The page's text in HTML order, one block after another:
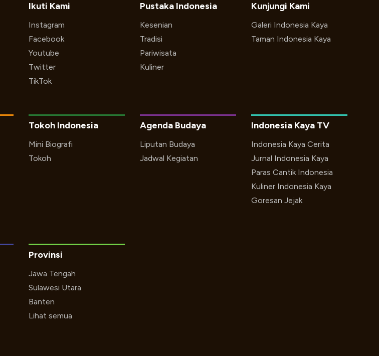
Ikuti Kami
Instagram
Facebook
Youtube
Twitter
TikTok
Kunjungi Kami
Galeri Indonesia Kaya
Taman Indonesia Kaya
Pustaka Indonesia
Kesenian
Tradisi
Pariwisata
Kuliner
Tokoh Indonesia
Mini Biografi
Tokoh
Indonesia Kaya TV
Indonesia Kaya Cerita
Jurnal Indonesia Kaya
Paras Cantik Indonesia
Kuliner Indonesia Kaya
Goresan Jejak
Agenda Budaya
Liputan Budaya
Jadwal Kegiatan
Provinsi
Jawa Tengah
Sulawesi Utara
Banten
Lihat semua